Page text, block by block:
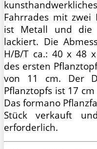
Fahrrades mit zwei
ist Metall und die
lackiert. Die
H/B/T ca.: 40 x 48
des ersten
von 11 cm. Der
Pflanztopfs ist 17
Das formano
Stück verkauft
erforderlich.